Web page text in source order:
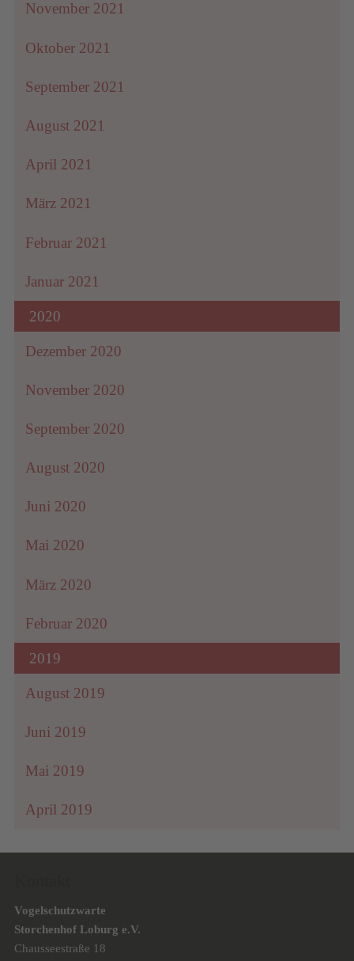
November 2021
Oktober 2021
September 2021
August 2021
April 2021
März 2021
Februar 2021
Januar 2021
2020
Dezember 2020
November 2020
September 2020
August 2020
Juni 2020
Mai 2020
März 2020
Februar 2020
2019
August 2019
Juni 2019
Mai 2019
April 2019
Vogelschutzwarte
Storchenhof Loburg e.V.
Chausseestraße 18